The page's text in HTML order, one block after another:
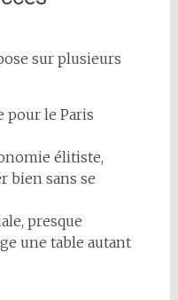
sur plusieurs
pour le Paris
élitiste,
bien sans se
presque
une table autant